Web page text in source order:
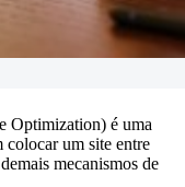
Optimization) é uma
colocar um site entre
mecanismos de